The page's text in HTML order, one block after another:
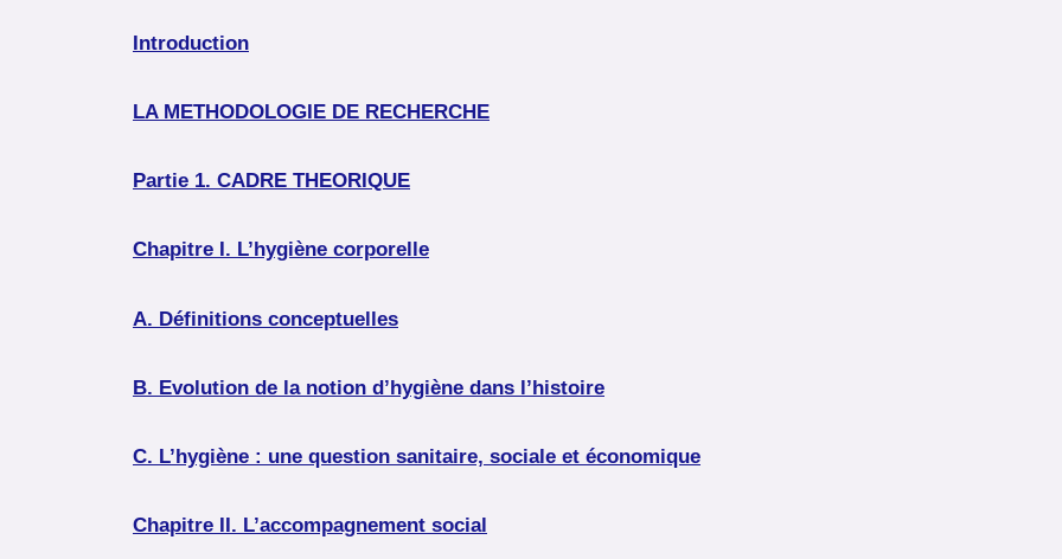
Introduction
LA METHODOLOGIE DE RECHERCHE
Partie 1. CADRE THEORIQUE
Chapitre I. L’hygiène corporelle
A. Définitions conceptuelles
B. Evolution de la notion d’hygiène dans l’histoire
C. L’hygiène : une question sanitaire, sociale et économique
Chapitre II. L’accompagnement social